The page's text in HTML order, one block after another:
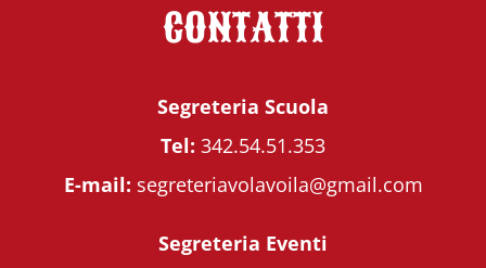
CONTATTI
Segreteria Scuola
Tel: 342.54.51.353
E-mail: segreteriavolavoila@gmail.com
Segreteria Eventi